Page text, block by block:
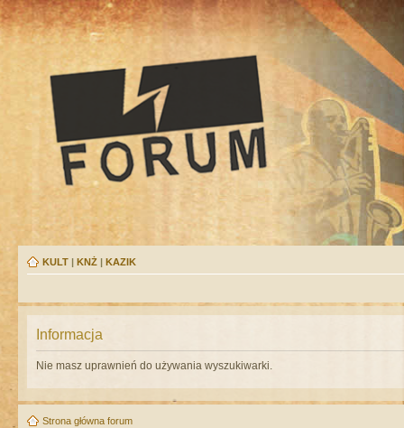
KULT | KNŻ | KAZIK
Informacja
Nie masz uprawnień do używania wyszukiwarki.
Strona główna forum